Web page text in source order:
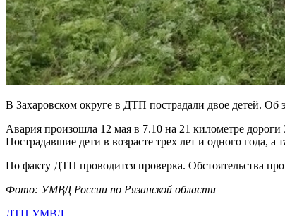
В Захаровском округе в ДТП пострадали двое детей.
Авария произошла 12 мая в 7.10 на 21 километре
Пострадавшие дети в возрасте трех лет и одного
По факту ДТП проводится проверка. Обстоятельства
Фото: УМВД России по Рязанской области
ДТП УМВД